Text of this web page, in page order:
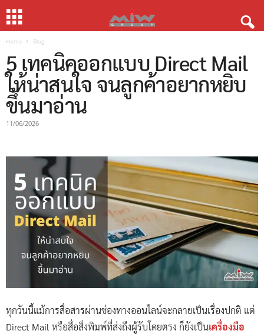
Home Blog
5 เทคนิคออกแบบ Direct Mail
ให้น่าสนใจ จนลูกค้าอยากหยิบ
ขึ้นมาอ่าน
11/06/2026
ทุกวันนี้แม้การสื่อสารผ่านช่องทางออนไลน์จะกลายเป็นเรื่องปกติ แต่
Direct Mail หรือสื่อสิ่งพิมพ์ที่ส่งถึงผู้รับโดยตรง ก็ยังเป็นเครื่องมือ